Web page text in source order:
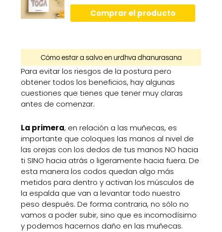
Comprar el producto
Cómo estar a salvo en urdhva dhanurasana
Para evitar los riesgos de la postura pero
obtener todos los beneficios, hay algunas
cuestiones que tienes que tener muy claras
antes de comenzar.
La primera, en relación a las muñecas, es
importante que coloques las manos al nivel de
las orejas con los dedos de tus manos NO hacia
ti SINO hacia atrás o ligeramente hacia fuera. De
esta manera los codos quedan algo más
metidos para dentro y activan los músculos de
la espalda que van a levantar todo nuestro
peso después. De forma contraria, no sólo no
vamos a poder subir, sino que es incomodísimo
y podemos hacernos daño en las muñecas.